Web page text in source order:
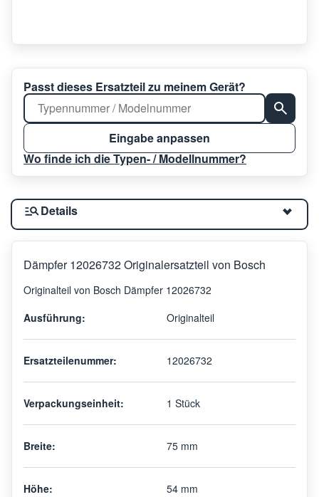
Passt dieses Ersatzteil zu meinem Gerät?
Eingabe anpassen
Wo finde ich die Typen- / Modellnummer?
Details
Dämpfer 12026732 Originalersatzteil von Bosch
Originalteil von Bosch Dämpfer 12026732
Ausführung:
Originalteil
Ersatzteilenummer: 12026732
Verpackungseinheit: 1 Stück
Breite: 75 mm
Höhe: 54 mm